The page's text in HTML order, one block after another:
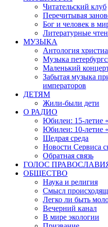
Читательский клуб
Перечитывая
Бог и человек в
Литературные
МУЗЫКА
Антология
Музыка
Маленький
Забытая музыка
императоров
ДЕТЯМ
Жили-были дети
О РАДИО
Юбилеи: 15-летие
Юбилеи: 10-летие
Щедрая среда
Новости Сервиса
Обратная связь
ГОЛОС
ОБЩЕСТВО
Наука и религия
Смысл
Легко ли быть
Вечерний канал
В мире экологии